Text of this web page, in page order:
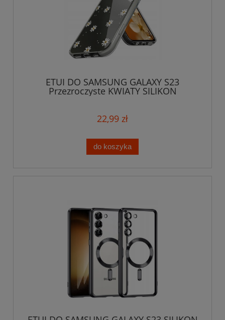
ETUI DO SAMSUNG GALAXY S23
Przezroczyste KWIATY SILIKON
OCHRONA CASE SLIM
22,99 zł
do koszyka